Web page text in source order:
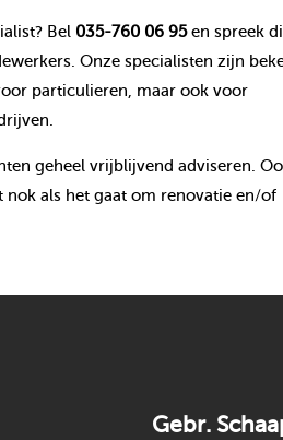
Bel 035-760 06 95en spreek
Onze specialisten zijn
particulieren, maar ook voor
geheel vrijblijvend adviseren.
als het gaat om renovatie en/of
Gebr.